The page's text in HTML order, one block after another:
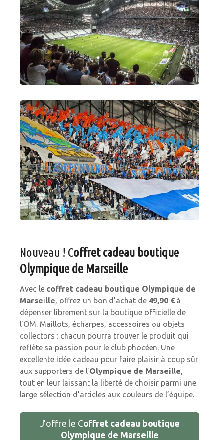
Nouveau ! Coffret cadeau boutique
Olympique de Marseille
Avec le coffret cadeau boutique Olympique de
Marseille, offrez un bon d’achat de 49,90 € à
dépenser librement sur la boutique officielle de
l’OM. Maillots, écharpes, accessoires ou objets
collectors : chacun pourra trouver le produit qui
reflète sa passion pour le club phocéen. Une
excellente idée cadeau pour faire plaisir à coup sûr
aux supporters de l’Olympique de Marseille,
tout en leur laissant la liberté de choisir parmi une
large sélection d’articles aux couleurs de l’équipe.
J’offre le Coffret cadeau boutique
Olympique de Marseille